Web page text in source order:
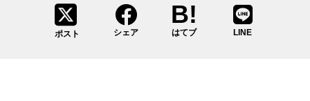
ポスト シェア はてブ LINE